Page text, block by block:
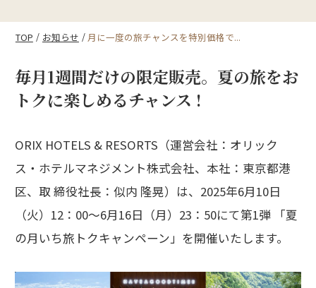
TOP お知らせ 月に一度の旅チャンスを特別価格で...
毎月1週間だけの限定販売。夏の旅をお
トクに楽しめるチャンス !
ORIX HOTELS & RESORTS（運営会社：オリック
ス・ホテルマネジメント株式会社、本社：東京都港
区、取 締役社長：似内 隆晃）は、2025年6月10日
（火）12：00～6月16日（月）23：50にて第1弾 「夏
の月いち旅トクキャンペーン」を開催いたします。